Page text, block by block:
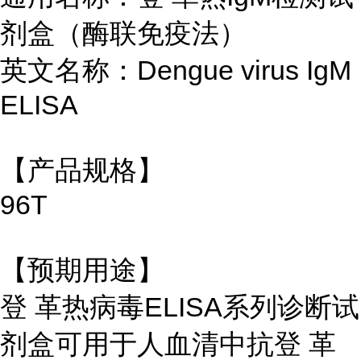
剂盒（酶联免疫法）
英文名称：Dengue virus IgM
ELISA
【产品规格】
96T
【预期用途】
登 革热病毒ELISA系列诊断试
剂盒可用于人血清中抗登 革